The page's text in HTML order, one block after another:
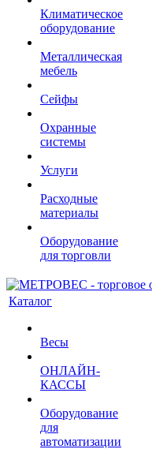
Климатическое
оборудование
Металлическая
мебель
Сейфы
Охранные
системы
Услуги
Расходные
материалы
Оборудование
для торговли
Каталог
Весы
ОНЛАЙН-
КАССЫ
Оборудование
для
автоматизации